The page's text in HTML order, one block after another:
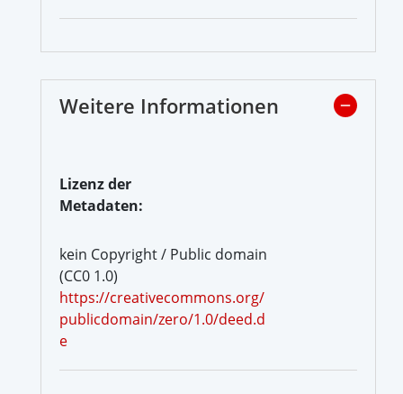
Weitere Informationen
Lizenz der
Metadaten:
kein Copyright / Public domain
(CC0 1.0)
https://creativecommons.org/
publicdomain/zero/1.0/deed.d
e